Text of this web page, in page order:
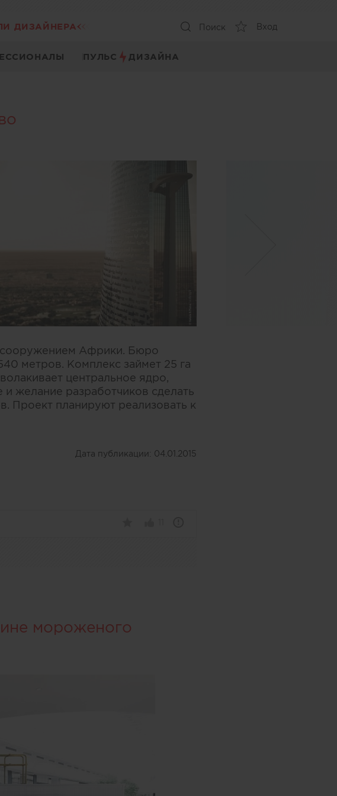
ДИЗАЙНЕРА Поиск Вход
ПУЛЬС ДИЗАЙНА
Африки. Бюро
метров. Комплекс займет 25 га
центральное ядро,
желание разработчиков сделать
Проект планируют реализовать к
Дата публикации: 04.01.2015
мороженого